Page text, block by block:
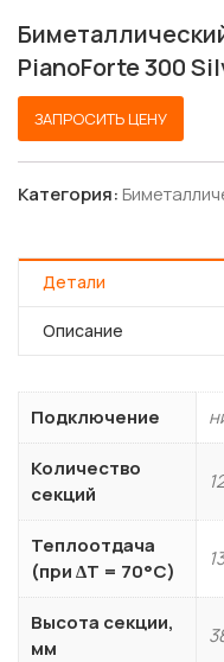
PianoForte 300
ЗАПРОСИТЬ ЦЕНУ
Категория:
Детали
Описание
Подключение
Количество
секций
Теплоотдача
(при ∆T = 70°C)
Высота секции,
мм